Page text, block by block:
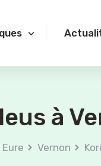
à
Eure Vernon